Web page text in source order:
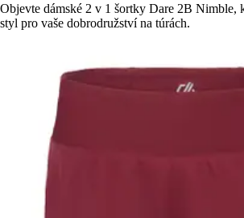
Objevte dámské 2 v 1 šortky Dare 2B Nimble,
styl pro vaše dobrodružství na túrách.